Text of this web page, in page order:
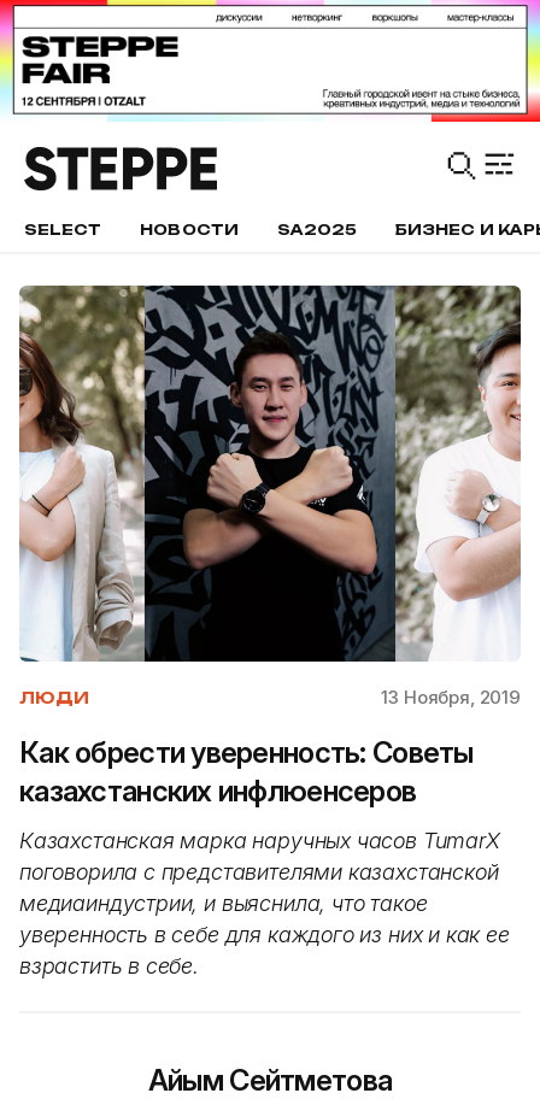
SELECT НОВОСТИ SA2025 БИЗНЕС И
ЛЮДИ 13 Ноября, 2019
Как обрести уверенность: Cоветы
казахстанских инфлюенсеров
Казахстанская марка наручных часов TumarX
поговорила с представителями казахстанской
медиаиндустрии, и выяснила, что такое
уверенность в себе для каждого из них и как ее
взрастить в себе.
Айым Сейтметова